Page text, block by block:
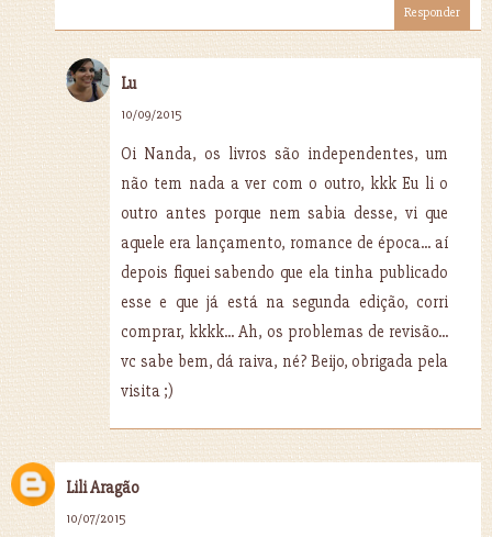
Responder
Lu
10/09/2015
Oi Nanda, os livros são independentes, um
não tem nada a ver com o outro, kkk Eu li o
outro antes porque nem sabia desse, vi que
aquele era lançamento, romance de época... aí
depois fiquei sabendo que ela tinha publicado
esse e que já está na segunda edição, corri
comprar, kkkk... Ah, os problemas de revisão...
vc sabe bem, dá raiva, né? Beijo, obrigada pela
visita ;)
Lili Aragão
10/07/2015